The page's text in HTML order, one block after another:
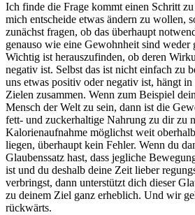
Ich finde die Frage kommt einen Schritt
mich entscheide etwas ändern zu wollen,
zunächst fragen, ob das überhaupt
genauso wie eine Gewohnheit sind weder
Wichtig ist herauszufinden, ob deren
negativ ist. Selbst das ist nicht einfach zu
uns etwas positiv oder negativ ist, hängt
Zielen zusammen. Wenn zum Beispiel
Mensch der Welt zu sein, dann ist die
fett- und zuckerhaltige Nahrung zu dir zu
Kalorienaufnahme möglichst weit
liegen, überhaupt kein Fehler. Wenn du
Glaubenssatz hast, dass jegliche
ist und du deshalb deine Zeit lieber
verbringst, dann unterstützt dich dieser
zu deinem Ziel ganz erheblich. Und wir
rückwärts.